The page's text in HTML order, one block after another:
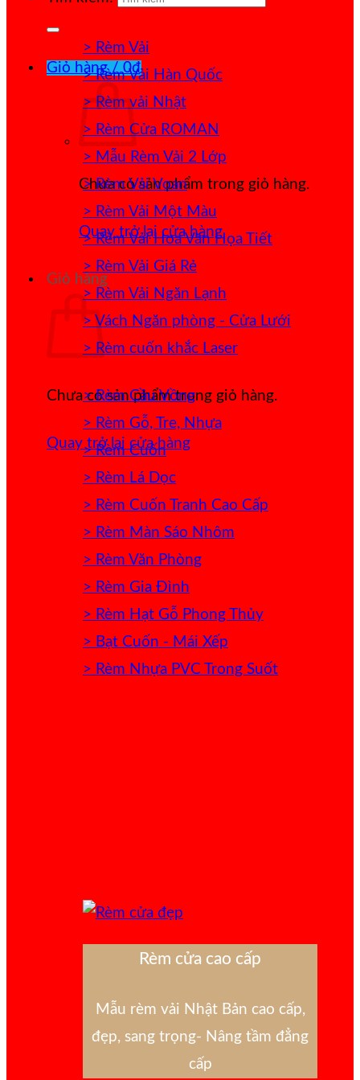
Giỏ hàng /0₫
Chưa có sản phẩm trong giỏ hàng.
Quay trở lại cửa hàng
Giỏ hàng
Chưa có sản phẩm trong giỏ hàng.
Quay trở lại cửa hàng
> Rèm Vải
> Rèm Vải Hàn Quốc
> Rèm vải Nhật
> Rèm Cửa ROMAN
> Mẫu Rèm Vải 2 Lớp
> Rèm Vải Voan
> Rèm Vải Một Màu
> Rèm Vải Hoa Văn Họa Tiết
> Rèm Vải Giá Rẻ
> Rèm Vải Ngăn Lạnh
> Vách Ngăn phòng - Cửa Lưới
> Rèm cuốn khắc Laser
> Rèm Cầu Vồng
> Rèm Gỗ, Tre, Nhựa
> Rèm Cuốn
> Rèm Lá Dọc
> Rèm Cuốn Tranh Cao Cấp
> Rèm Màn Sáo Nhôm
> Rèm Văn Phòng
> Rèm Gia Đình
> Rèm Hạt Gỗ Phong Thủy
> Bạt Cuốn - Mái Xếp
> Rèm Nhựa PVC Trong Suốt
Rèm cửa cao cấp
Mẫu rèm vải Nhật Bản cao cấp,
đẹp, sang trọng- Nâng tầm đẳng
cấp